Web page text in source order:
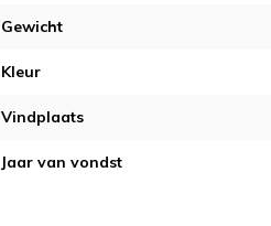
Gewicht
Kleur
Vindplaats
Jaar van vondst